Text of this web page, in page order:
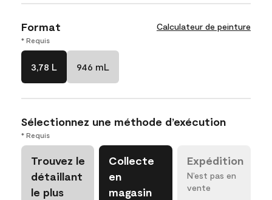
Format Calculateur de peinture
* Requis
3,78 L 946 mL
Sélectionnez une méthode d’exécution
* Requis
Trouvez le
détaillant
le plus
Collecte
en
magasin
Expédition
N’est pas en
vente